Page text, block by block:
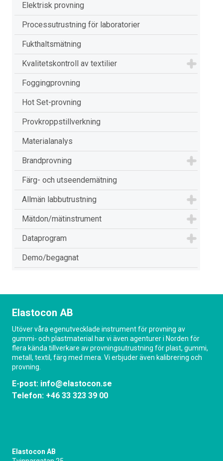
Elektrisk provning
Processutrustning för laboratorier
Fukthaltsmätning
Kvalitetskontroll av textilier
Foggingprovning
Hot Set-provning
Provkroppstillverkning
Materialanalys
Brandprovning
Färg- och utseendemätning
Allmän labbutrustning
Mätdon/mätinstrument
Dataprogram
Demo/begagnat
Elastocon AB
Utöver våra egenutvecklade instrument för provning av
gummi- och plastmaterial har vi även agenturer i Norden för
flera kända tillverkare av provningsutrustning för plast, gummi,
metall, textil, färg med mera. Vi erbjuder även kalibrering och
provning.
E-post: info@elastocon.se
Telefon: +46 33 323 39 00
Elastocon AB